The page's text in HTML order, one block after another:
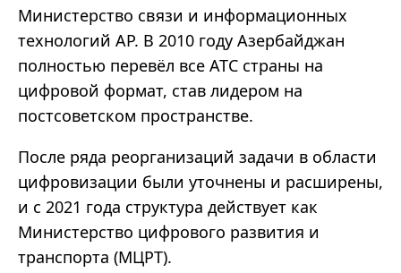
Министерство связи и информационных
технологий АР. В 2010 году Азербайджан
полностью перевёл все АТС страны на
цифровой формат, став лидером на
постсоветском пространстве.
После ряда реорганизаций задачи в области
цифровизации были уточнены и расширены,
и с 2021 года структура действует как
Министерство цифрового развития и
транспорта (МЦРТ).